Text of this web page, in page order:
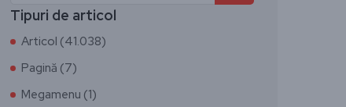
Tipuri de articol
Articol (41.038)
Pagină (7)
Megamenu (1)